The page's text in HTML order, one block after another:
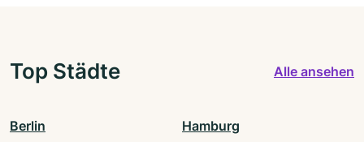
Top Städte Alle ansehen
Berlin Hamburg